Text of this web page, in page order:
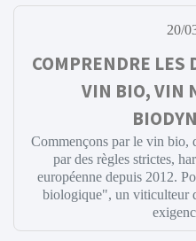
20/
COMPRENDRE LES
VIN BIO, VIN
Commençons par le vin bio,
par des règles strictes,
européenne depuis 2012.
biologique", un viticulteur